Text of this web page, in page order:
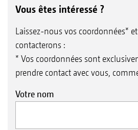
Vous êtes intéressé ?
Laissez-nous vos coordonnées*
contacterons :
* Vos coordonnées sont
prendre contact avec vous,
Votre nom